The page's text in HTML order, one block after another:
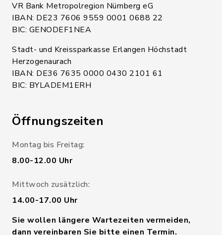
VR Bank Metropolregion Nürnberg eG
IBAN: DE23 7606 9559 0001 0688 22
BIC: GENODEF1NEA
Stadt- und Kreissparkasse Erlangen Höchstadt
Herzogenaurach
IBAN: DE36 7635 0000 0430 2101 61
BIC: BYLADEM1ERH
Öffnungszeiten
Montag bis Freitag:
8.00-12.00 Uhr
Mittwoch zusätzlich:
14.00-17.00 Uhr
Sie wollen längere Wartezeiten vermeiden,
dann vereinbaren Sie bitte einen Termin.